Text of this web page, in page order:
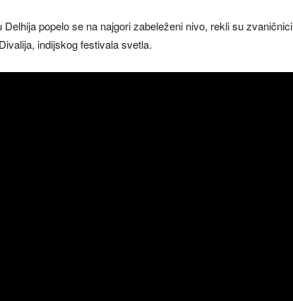
popelo se na najgori zabeleženi nivo, rekli su zvaničnici
indijskog festivala svetla.